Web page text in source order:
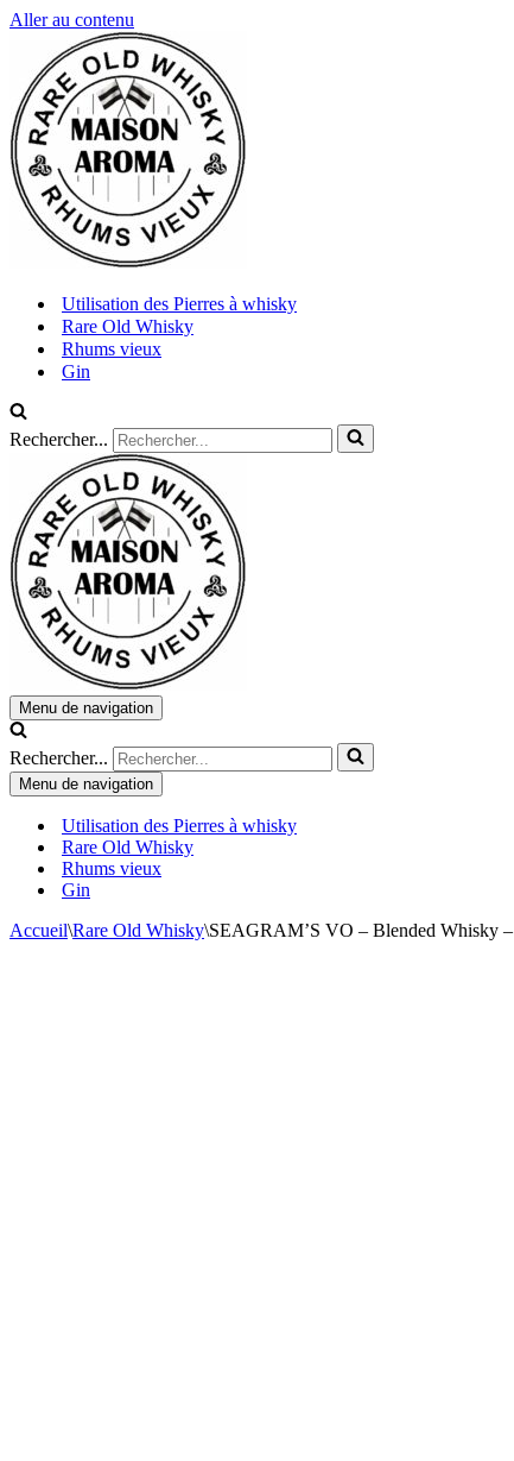
Aller au contenu
Utilisation des Pierres à whisky
Rare Old Whisky
Rhums vieux
Gin
Rechercher...
Menu de navigation
Rechercher...
Menu de navigation
Utilisation des Pierres à whisky
Rare Old Whisky
Rhums vieux
Gin
Accueil\Rare Old Whisky\SEAGRAM’S VO – Blended Whisky –